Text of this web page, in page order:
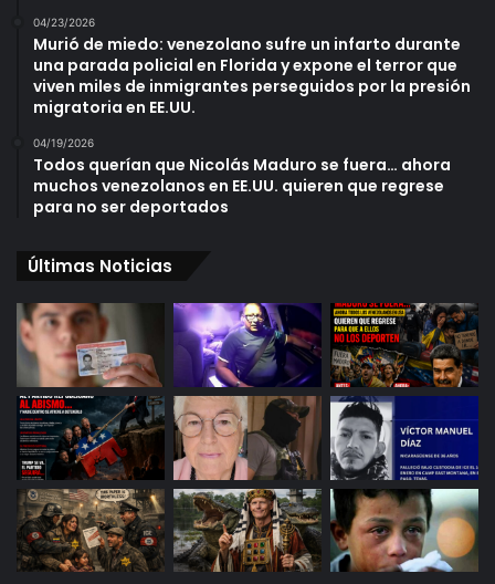
04/23/2026
Murió de miedo: venezolano sufre un infarto durante
una parada policial en Florida y expone el terror que
viven miles de inmigrantes perseguidos por la presión
migratoria en EE.UU.
04/19/2026
Todos querían que Nicolás Maduro se fuera… ahora
muchos venezolanos en EE.UU. quieren que regrese
para no ser deportados
Últimas Noticias